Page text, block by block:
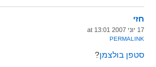
חזי
17 יוני 2007 at 13:01
PERMALINK
סטפן בולצמן?